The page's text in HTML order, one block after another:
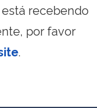
recebendo
por favor
.